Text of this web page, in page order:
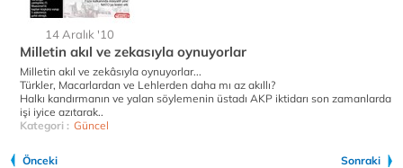
14 Aralık '10
Milletin akıl ve zekasıyla oynuyorlar
Milletin akıl ve zekâsıyla oynuyorlar...
Türkler, Macarlardan ve Lehlerden daha mı az akıllı?
Halkı kandırmanın ve yalan söylemenin üstadı AKP iktidarı son zamanlarda
işi iyice azıtarak..
Kategori : Güncel
Önceki
Sonraki